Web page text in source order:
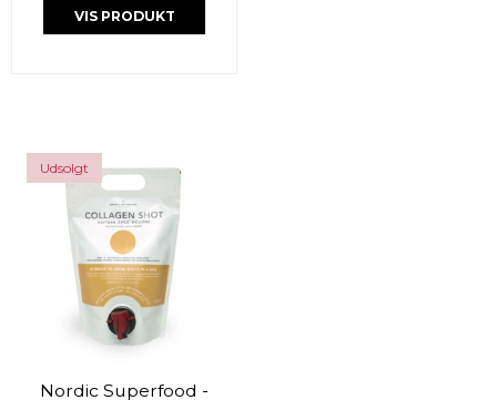
VIS PRODUKT
Udsolgt
Nordic Superfood -